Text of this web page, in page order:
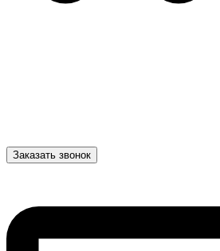
Заказать звонок